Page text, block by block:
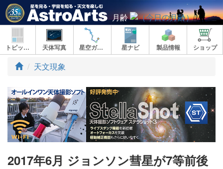
月齢
トピックス 天体写真 星空ガイド 星ナビ 製品情報 ショップ
ト
プ
天文現象
2017年6月 ジョンソン彗星が7等前後